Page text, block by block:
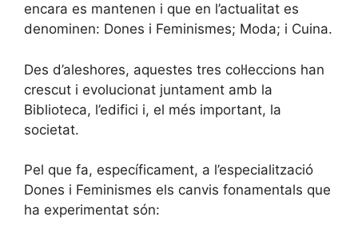
encara es mantenen i que en l’actualitat es
denominen: Dones i Feminismes; Moda; i Cuina.
Des d’aleshores, aquestes tres col·leccions han
crescut i evolucionat juntament amb la
Biblioteca, l’edifici i, el més important, la
societat.
Pel que fa, específicament, a l’especialització
Dones i Feminismes els canvis fonamentals que
ha experimentat són: